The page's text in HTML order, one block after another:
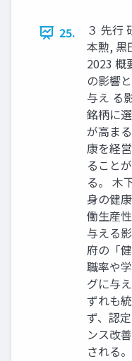
25.
３ 先行
本勲, 黒
2023 概
の影響
与え る
銘柄に
が高ま
康を経
ること
る。 木
身の健
働生産
与える
府の「
職率や
グに与
ずれも
ず、認
ンス改
される